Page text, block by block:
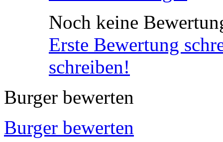
Noch keine
Erste Bewertung
schreiben!
Burger bewerten
Burger bewerten